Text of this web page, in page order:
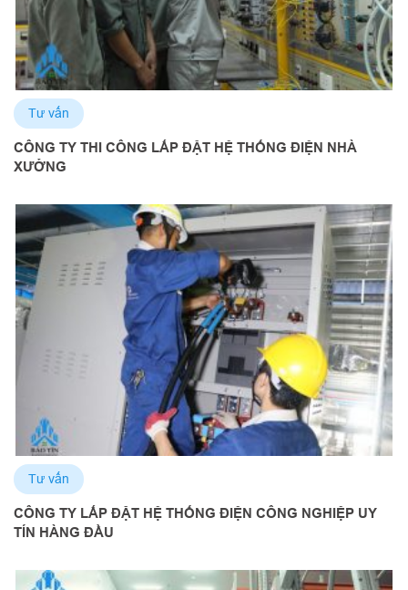
Tư vấn
CÔNG TY THI CÔNG LẮP ĐẶT HỆ THỐNG ĐIỆN NHÀ
XƯỞNG
Tư vấn
CÔNG TY LẮP ĐẶT HỆ THỐNG ĐIỆN CÔNG NGHIỆP UY
TÍN HÀNG ĐẦU